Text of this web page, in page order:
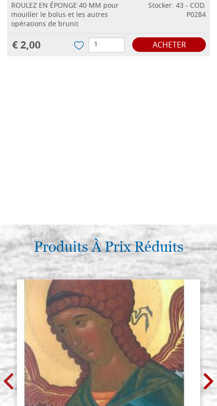
ROULEZ EN ÉPONGE 40 MM pour
mouiller le bolus et les autres
opérations de brunit
Stocker: 43 - COD.
P0284
€ 2,00 ACHETER
Produits À Prix Réduits